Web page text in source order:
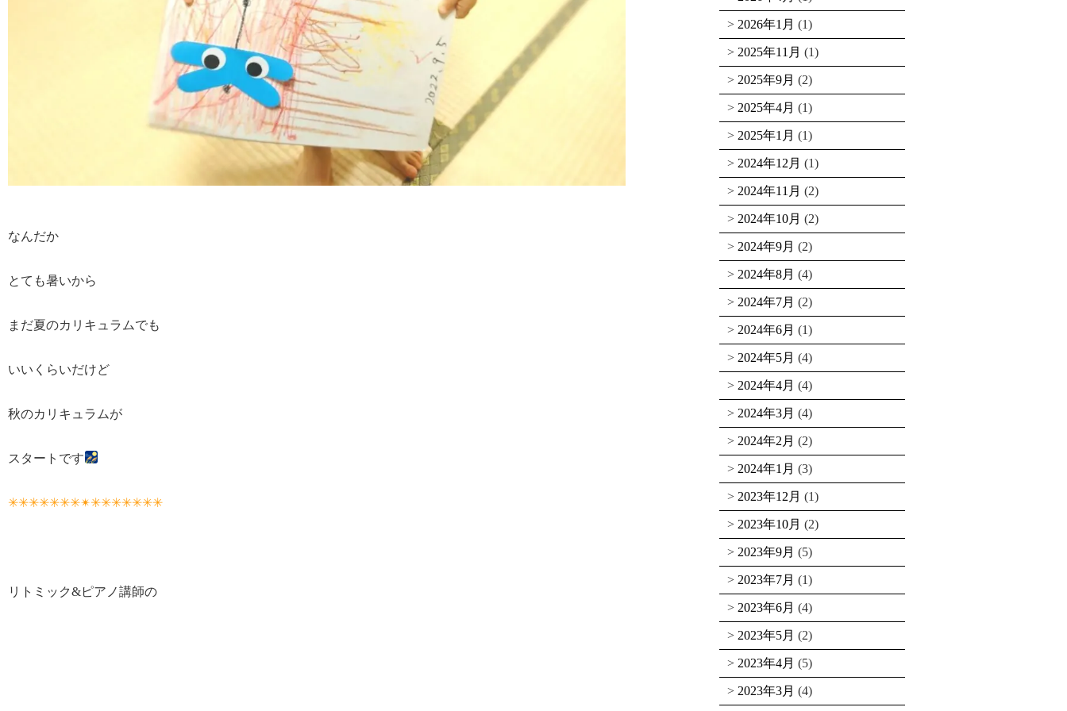
なんだか
とても暑いから
まだ夏のカリキュラムでも
いいくらいだけど
秋のカリキュラムが
スタートです
✳✳✳✳✳✳✳✴✳✳✳✳✳✳✳
リトミック&ピアノ講師の
2026年1月 (1)
2025年11月 (1)
2025年9月 (2)
2025年4月 (1)
2025年1月 (1)
2024年12月 (1)
2024年11月 (2)
2024年10月 (2)
2024年9月 (2)
2024年8月 (4)
2024年7月 (2)
2024年6月 (1)
2024年5月 (4)
2024年4月 (4)
2024年3月 (4)
2024年2月 (2)
2024年1月 (3)
2023年12月 (1)
2023年10月 (2)
2023年9月 (5)
2023年7月 (1)
2023年6月 (4)
2023年5月 (2)
2023年4月 (5)
2023年3月 (4)